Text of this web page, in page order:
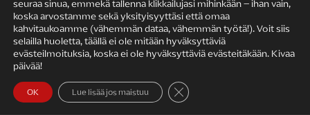
KIRJAILIJAN TYÖ
seuraa sinua, emmekä tallenna klikkailujasi mihinkään – ihan vain,
koska arvostamme sekä yksityisyyttäsi että omaa
kahvitaukoamme (vähemmän dataa, vähemmän työtä!). Voit siis
selailla huoletta, täällä ei ole mitään hyväksyttäviä
evästeilmoituksia, koska ei ole hyväksyttäviä evästeitäkään. Kivaa
päivää!
OK Lue lisää jos maistuu Sulje evästebanneri